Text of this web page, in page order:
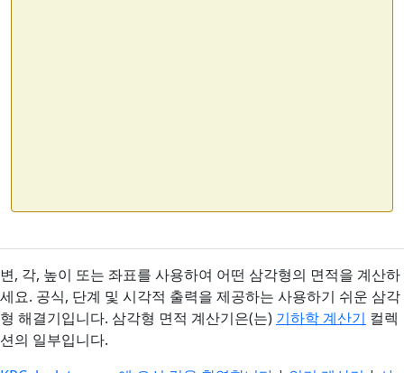
변, 각, 높이 또는 좌표를 사용하여 어떤 삼각형의 면적을 계산하
세요. 공식, 단계 및 시각적 출력을 제공하는 사용하기 쉬운 삼각
형 해결기입니다. 삼각형 면적 계산기은(는) 기하학 계산기 컬렉
션의 일부입니다.